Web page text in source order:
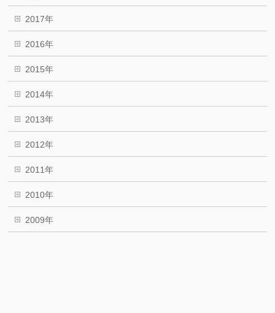
2017年
2016年
2015年
2014年
2013年
2012年
2011年
2010年
2009年